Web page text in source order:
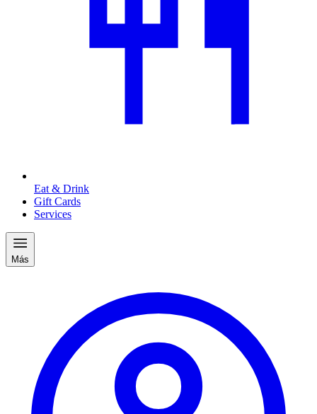
Eat & Drink
Gift Cards
Services
Más